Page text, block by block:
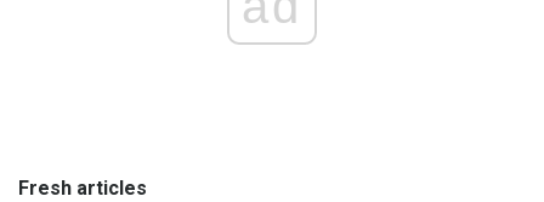
Fresh articles